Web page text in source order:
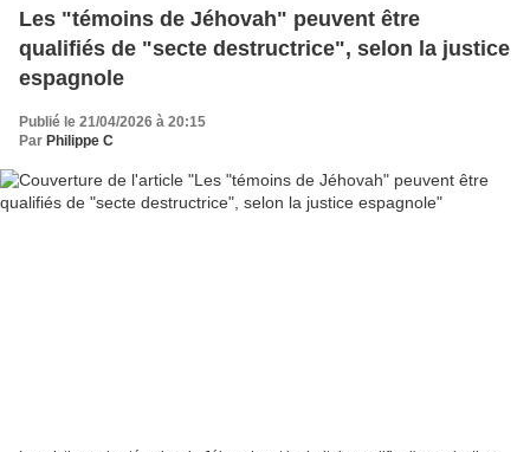
Les "témoins de Jéhovah" peuvent être
qualifiés de "secte destructrice", selon la justice
espagnole
Publié le 21/04/2026 à 20:15
Par Philippe C